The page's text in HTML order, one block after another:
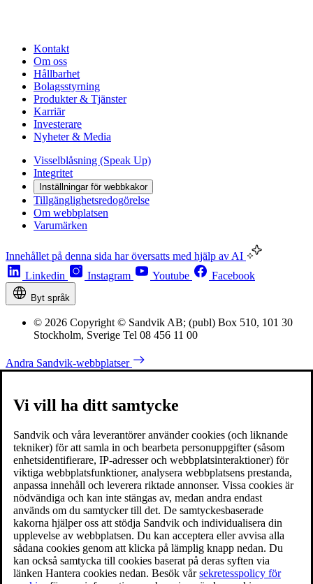
Kontakt
Om oss
Hållbarhet
Bolagsstyrning
Produkter & Tjänster
Karriär
Investerare
Nyheter & Media
Visselblåsning (Speak Up)
Integritet
Inställningar för webbkakor
Tillgänglighetsredogörelse
Om webbplatsen
Varumärken
Innehållet på denna sida har översatts med hjälp av AI
Linkedin
Instagram Youtube Facebook
Byt språk
© 2026 Copyright © Sandvik AB; (publ) Box 510, 101 30
Stockholm, Sverige Tel 08 456 11 00
Andra Sandvik-webbplatser
Vi vill ha ditt samtycke
Sandvik och våra leverantörer använder cookies (och liknande
tekniker) för att samla in och bearbeta personuppgifter (såsom
enhetsidentifierare, IP-adresser och webbplatsinteraktioner) för
viktiga webbplatsfunktioner, analysera webbplatsens prestanda,
anpassa innehåll och leverera riktade annonser. Vissa cookies är
nödvändiga och kan inte stängas av, medan andra endast
används om du samtycker till det. De samtyckesbaserade
kakorna hjälper oss att stödja Sandvik och individualisera din
upplevelse av webbplatsen. Du kan acceptera eller avvisa alla
sådana cookies genom att klicka på lämplig knapp nedan. Du
kan också samtycka till cookies baserat på deras syften via
länken Hantera cookies nedan. Besök vårsekretesspolicy för